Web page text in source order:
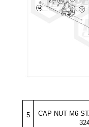
5
CAP NUT M6